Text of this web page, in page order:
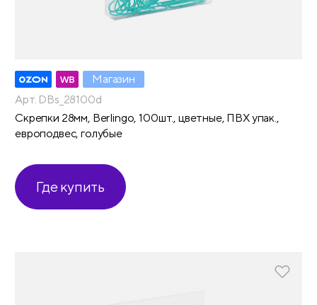
Магазин
Арт. DBs_28100d
Скрепки 28мм, Berlingo, 100шт., цветные, ПВХ упак.,
европодвес, голубые
Где купить